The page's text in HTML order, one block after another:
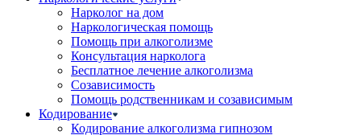
Нарколог на дом
Наркологическая помощь
Помощь при алкоголизме
Консультация нарколога
Бесплатное лечение алкоголизма
Созависимость
Помощь родственникам и созависимым
Кодирование
Кодирование алкоголизма гипнозом